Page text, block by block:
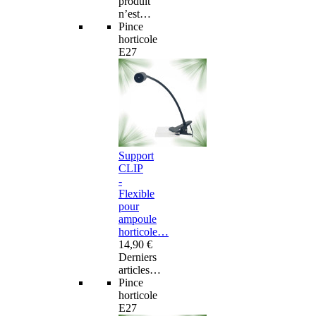
n’est…
Pince
horticole
E27
Support
CLIP
-
Flexible
pour
ampoule
horticole…
14,90 €
Derniers
articles…
Pince
horticole
E27